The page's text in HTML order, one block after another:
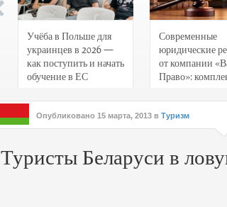
Учёба в Польше для
украинцев в 2026 —
как поступить и начать
обучение в ЕС
Современные
юридические
от компании
Право»:
интересов
Опубликовано 15 марта, 2013 в Туризм
Туристы Беларуси в